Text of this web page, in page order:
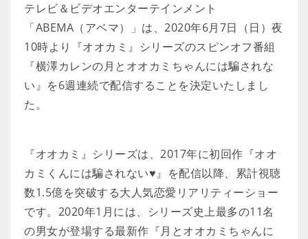
テレビ＆ビデオエンターテインメント
「ABEMA（アベマ）」は、2020年6月7日（日）夜
10時より『オオカミ』シリーズのスピンオフ番組
『横澤カレンの月とオオカミちゃんには騙されな
い』を6週連続で配信することを決定いたしまし
た。
『オオカミ』シリーズは、2017年に初回作『オオ
カミくんには騙されない♥』を配信以降、累計視聴
数1.5億を突破する大人気恋愛リアリティーショー
です。2020年1月には、シリーズ史上最多の11名
の男女が登場する最新作『月とオオカミちゃんに